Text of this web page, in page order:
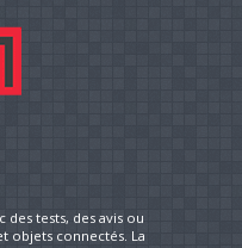
des tests, des avis ou
objets connectés. La